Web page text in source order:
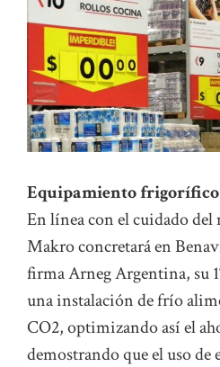
Equipamiento
En línea con el cuidado
Makro concretará en
firma Arneg Argentina, su
una instalación de frío
CO2, optimizando así el
demostrando que el uso de